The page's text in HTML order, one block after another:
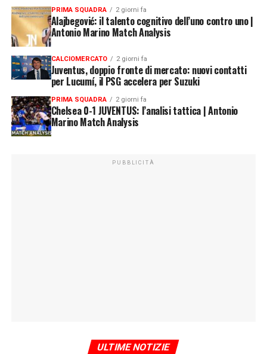
PRIMA SQUADRA 2 giorni fa
Alajbegović: il talento cognitivo dell’uno contro uno |
Antonio Marino Match Analysis
CALCIOMERCATO 2 giorni fa
Juventus, doppio fronte di mercato: nuovi contatti
per Lucumí, il PSG accelera per Suzuki
PRIMA SQUADRA 2 giorni fa
Chelsea 0-1 JUVENTUS: l’analisi tattica | Antonio
Marino Match Analysis
PUBBLICITÀ
ULTIME NOTIZIE